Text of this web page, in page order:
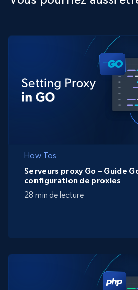
How Tos
Serveurs proxy Go – Guide
configuration de proxies
28 min de lecture